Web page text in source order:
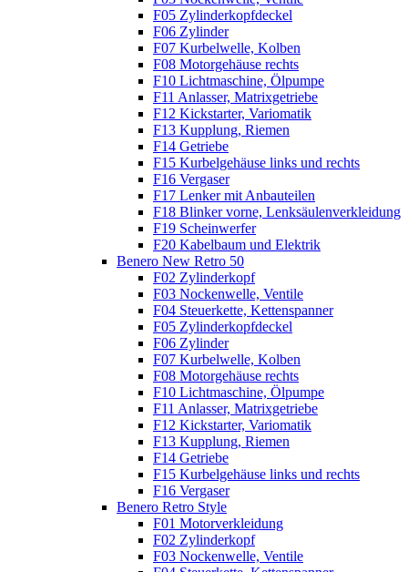
F05 Zylinderkopfdeckel
F06 Zylinder
F07 Kurbelwelle, Kolben
F08 Motorgehäuse rechts
F10 Lichtmaschine, Ölpumpe
F11 Anlasser, Matrixgetriebe
F12 Kickstarter, Variomatik
F13 Kupplung, Riemen
F14 Getriebe
F15 Kurbelgehäuse links und rechts
F16 Vergaser
F17 Lenker mit Anbauteilen
F18 Blinker vorne, Lenksäulenverkleidung
F19 Scheinwerfer
F20 Kabelbaum und Elektrik
Benero New Retro 50
F02 Zylinderkopf
F03 Nockenwelle, Ventile
F04 Steuerkette, Kettenspanner
F05 Zylinderkopfdeckel
F06 Zylinder
F07 Kurbelwelle, Kolben
F08 Motorgehäuse rechts
F10 Lichtmaschine, Ölpumpe
F11 Anlasser, Matrixgetriebe
F12 Kickstarter, Variomatik
F13 Kupplung, Riemen
F14 Getriebe
F15 Kurbelgehäuse links und rechts
F16 Vergaser
Benero Retro Style
F01 Motorverkleidung
F02 Zylinderkopf
F03 Nockenwelle, Ventile